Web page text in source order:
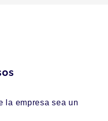
la empresa sea un